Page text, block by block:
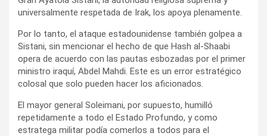
universalmente respetada de Irak, los apoya plenamente.
Por lo tanto, el ataque estadounidense también golpea a
Sistani, sin mencionar el hecho de que Hash al-Shaabi
opera de acuerdo con las pautas esbozadas por el primer
ministro iraquí, Abdel Mahdi. Este es un error estratégico
colosal que solo pueden hacer los aficionados.
El mayor general Soleimani, por supuesto, humilló
repetidamente a todo el Estado Profundo, y como
estratega militar podía comerlos a todos para el